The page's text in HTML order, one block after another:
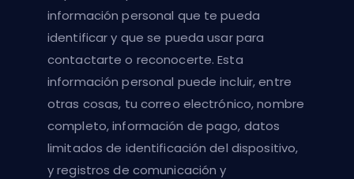
información personal que te pueda
identificar y que se pueda usar para
contactarte o reconocerte. Esta
información personal puede incluir, entre
otras cosas, tu correo electrónico, nombre
completo, información de pago, datos
limitados de identificación del dispositivo,
y registros de comunicación y